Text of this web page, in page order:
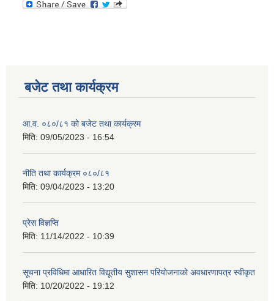
बजेट तथा कार्यक्रम
आ.व. ०८०/८१ को बजेट तथा कार्यक्रम
मिति: 09/05/2023 - 16:54
नीति तथा कार्यक्रम ०८०/८१
मिति: 09/04/2023 - 13:20
प्रेस विज्ञप्ति
मिति: 11/14/2022 - 10:39
सूचना प्रविधिमा आधारित विद्यूतीय सुशासन परियाेजनाकाे अवधारणापत्र स्वीकृत
मिति: 10/20/2022 - 19:12